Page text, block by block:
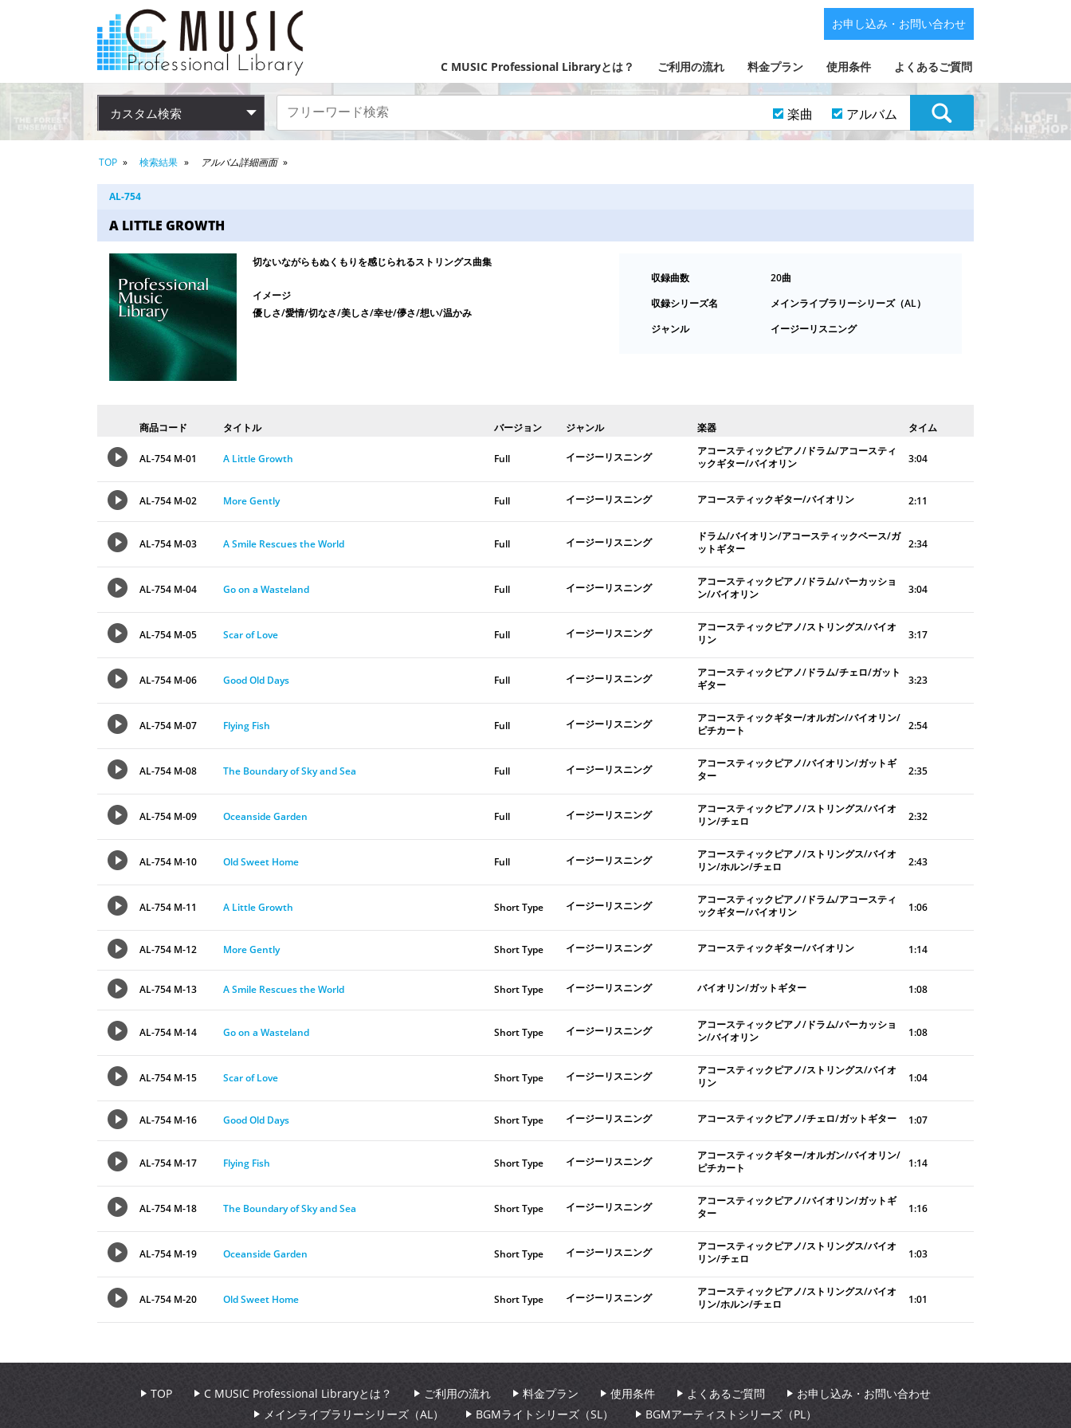
C MUSIC Professional Libraryとは？ ご利用の流れ 料金プラン 使用条件 よくあるご質問
お申し込み・お問い合わせ
カスタム検索 楽曲 アルバム
TOP 検索結果 アルバム詳細画面
AL-754
A LITTLE GROWTH
切ないながらもぬくもりを感じられるストリングス曲集
イメージ
優しさ/愛情/切なさ/美しさ/幸せ/儚さ/想い/温かみ
収録曲数
20曲
収録シリーズ名
メインライブラリーシリーズ（AL）
ジャンル
イージーリスニング
商品コード タイトル バージョン ジャンル 楽器 タイム
AL-754 M-01 A Little Growth Full イージーリスニング
アコースティックピアノ/ドラム/アコースティ
ックギター/バイオリン
3:04
AL-754 M-02 More Gently Full イージーリスニング アコースティックギター/バイオリン 2:11
AL-754 M-03 A Smile Rescues the World Full イージーリスニング
ドラム/バイオリン/アコースティックベース/ガ
ットギター
2:34
AL-754 M-04 Go on a Wasteland Full イージーリスニング
アコースティックピアノ/ドラム/パーカッショ
ン/バイオリン
3:04
AL-754 M-05 Scar of Love Full イージーリスニング
アコースティックピアノ/ストリングス/バイオ
リン
3:17
AL-754 M-06 Good Old Days Full イージーリスニング
アコースティックピアノ/ドラム/チェロ/ガット
ギター
3:23
AL-754 M-07 Flying Fish Full イージーリスニング
アコースティックギター/オルガン/バイオリン/
ピチカート
2:54
AL-754 M-08 The Boundary of Sky and Sea Full イージーリスニング
アコースティックピアノ/バイオリン/ガットギ
ター
2:35
AL-754 M-09 Oceanside Garden Full イージーリスニング
アコースティックピアノ/ストリングス/バイオ
リン/チェロ
2:32
AL-754 M-10 Old Sweet Home Full イージーリスニング
アコースティックピアノ/ストリングス/バイオ
リン/ホルン/チェロ
2:43
AL-754 M-11 A Little Growth Short Type イージーリスニング
アコースティックピアノ/ドラム/アコースティ
ックギター/バイオリン
1:06
AL-754 M-12 More Gently Short Type イージーリスニング アコースティックギター/バイオリン 1:14
AL-754 M-13 A Smile Rescues the World Short Type イージーリスニング バイオリン/ガットギター 1:08
AL-754 M-14 Go on a Wasteland Short Type イージーリスニング
アコースティックピアノ/ドラム/パーカッショ
ン/バイオリン
1:08
AL-754 M-15 Scar of Love Short Type イージーリスニング
アコースティックピアノ/ストリングス/バイオ
リン
1:04
AL-754 M-16 Good Old Days Short Type イージーリスニング アコースティックピアノ/チェロ/ガットギター 1:07
AL-754 M-17 Flying Fish Short Type イージーリスニング
アコースティックギター/オルガン/バイオリン/
ピチカート
1:14
AL-754 M-18 The Boundary of Sky and Sea Short Type イージーリスニング
アコースティックピアノ/バイオリン/ガットギ
ター
1:16
AL-754 M-19 Oceanside Garden Short Type イージーリスニング
アコースティックピアノ/ストリングス/バイオ
リン/チェロ
1:03
AL-754 M-20 Old Sweet Home Short Type イージーリスニング
アコースティックピアノ/ストリングス/バイオ
リン/ホルン/チェロ
1:01
TOP C MUSIC Professional Libraryとは？ ご利用の流れ 料金プラン 使用条件 よくあるご質問
お申し込み・お問い合わせ
メインライブラリーシリーズ（AL）
BGMライトシリーズ（SL） BGMアーティストシリーズ（PL）